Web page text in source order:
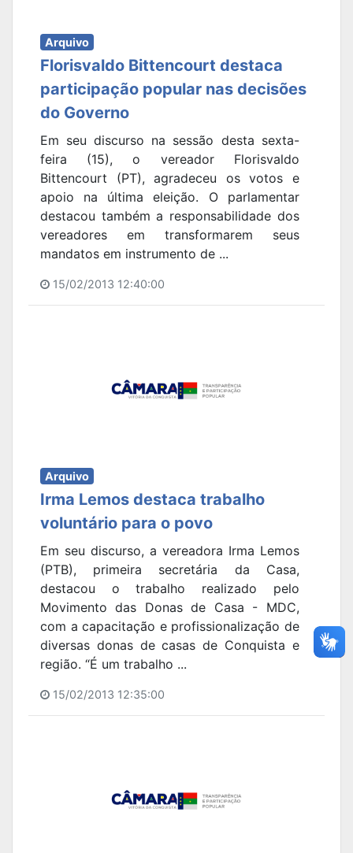
Arquivo
Florisvaldo Bittencourt destaca
participação popular nas decisões
do Governo
Em seu discurso na sessão desta sexta-
feira (15), o vereador Florisvaldo
Bittencourt (PT), agradeceu os votos e
apoio na última eleição. O parlamentar
destacou também a responsabilidade dos
vereadores em transformarem seus
mandatos em instrumento de ...
15/02/2013 12:40:00
Arquivo
Irma Lemos destaca trabalho
voluntário para o povo
Em seu discurso, a vereadora Irma Lemos
(PTB), primeira secretária da Casa,
destacou o trabalho realizado pelo
Movimento das Donas de Casa - MDC,
com a capacitação e profissionalização de
diversas donas de casas de Conquista e
região. “É um trabalho ...
15/02/2013 12:35:00